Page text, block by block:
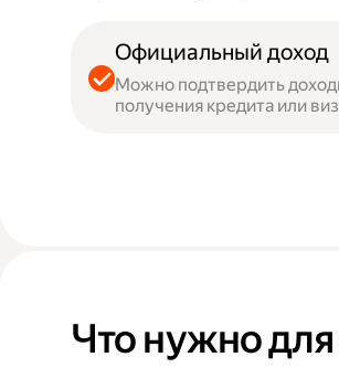
Официальный доход
Можно подтвердить
получения кредита или
Что нужно для